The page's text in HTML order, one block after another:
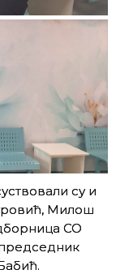
су и
Милош
СО